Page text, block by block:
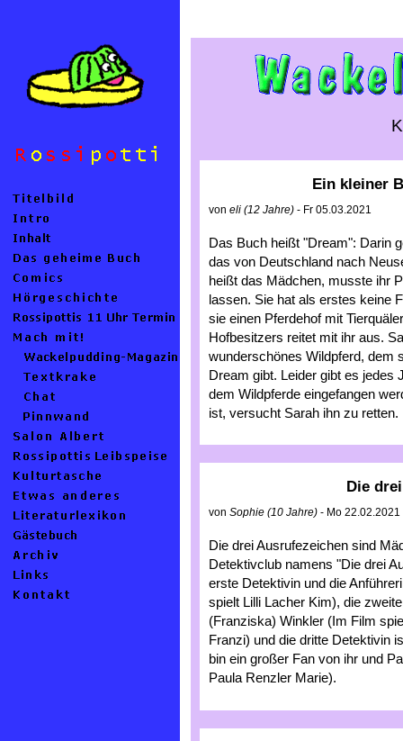
Ein kleiner
von eli (12 Jahre) - Fr 05.03.2021
Das Buch heißt "Dream": Darin
das von Deutschland nach
heißt das Mädchen, musste ihr
lassen. Sie hat als erstes keine
sie einen Pferdehof mit
Hofbesitzers reitet mit ihr aus.
wunderschönes Wildpferd, dem
Dream gibt. Leider gibt es jedes
dem Wildpferde eingefangen
ist, versucht Sarah ihn zu retten.
Die
von Sophie (10 Jahre) - Mo 22.02.2021
Die drei Ausrufezeichen sind
Detektivclub namens "Die drei
erste Detektivin und die
spielt Lilli Lacher Kim), die
(Franziska) Winkler (Im Film
Franzi) und die dritte Detektivin
bin ein großer Fan von ihr und
Paula Renzler Marie).